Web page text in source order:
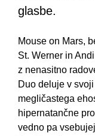
glasbe.
Mouse on Mars,
St. Werner in
z nenasitno
Duo deluje v
megličastega
hipernatančne
vedno pa